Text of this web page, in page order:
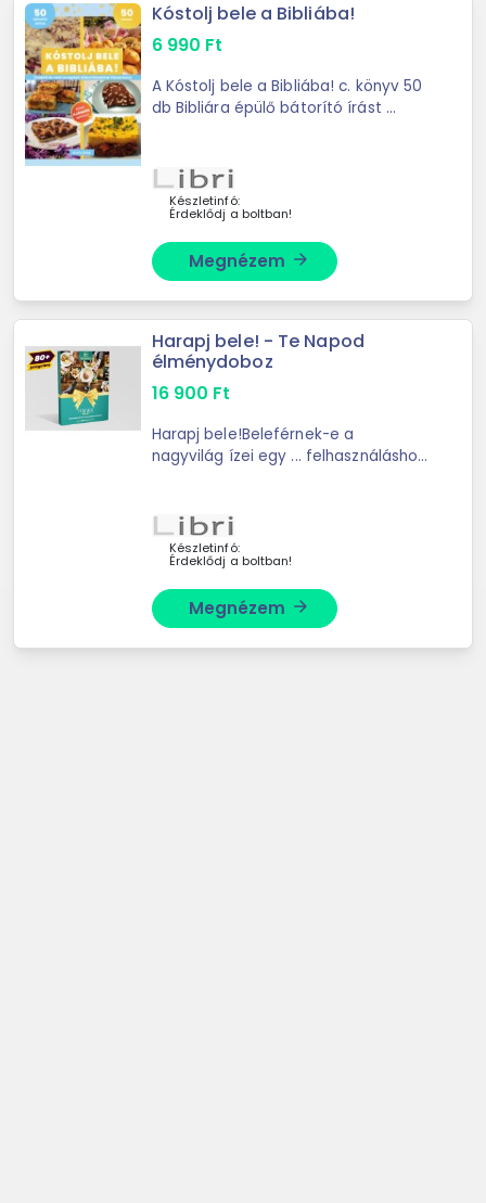
Kóstolj bele a Bibliába!
6 990 Ft
A Kóstolj bele a Bibliába! c. könyv 50
db Bibliára épülő bátorító írást ...
Készletinfó:
Érdeklődj a boltban!
Megnézem arrow_forward
Harapj bele! - Te Napod
élménydoboz
16 900 Ft
Harapj bele!Beleférnek-e a
nagyvilág ízei egy ... felhasználáshoz
szükséges. Az aktiválást követően a
Készletinfó:
Érdeklődj a boltban!
Megnézem arrow_forward